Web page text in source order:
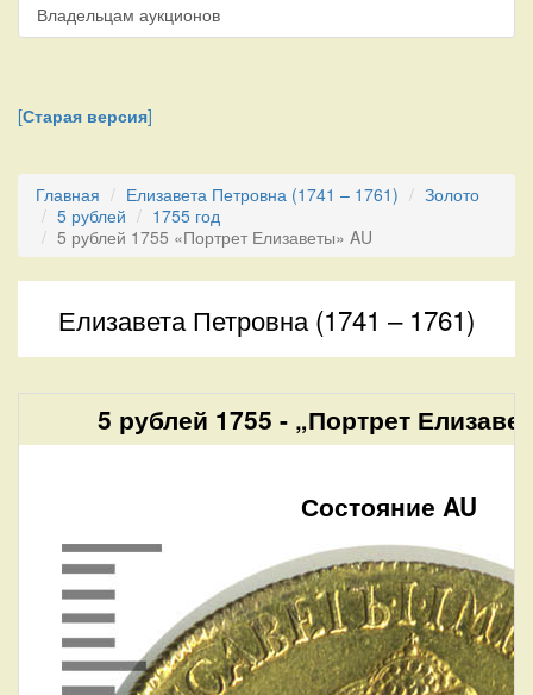
Владельцам аукционов
[Старая версия]
Главная Елизавета Петровна (1741 – 1761)
Золото
5 рублей
1755 год
5 рублей 1755 «Портрет Елизаветы» AU
Елизавета Петровна (1741 – 1761)
5 рублей 1755 - „Портрет
Состояние AU